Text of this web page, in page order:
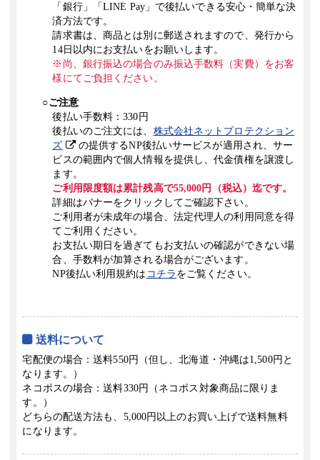
2017年4月28日
「ブックカバー・帯印刷」
「銀行」「LINE Pay」で後払いできる安心・簡単な決
済方法です。
請求書は、商品とは別に郵送されますので、発行から
14日以内にお支払いをお願いします。
※尚、銀行振込の場合のみ振込手数料（実費）をお客
様にてご負担ください。
○ご注意
後払い手数料：330円
後払いのご注文には、 株式会社ネットプロテクション
ズ
の提供するNP後払いサービスが適用され、サー
ビスの範囲内で個人情報を提供し、代金債権を譲渡し
ます。
ご利用限度額は累計残高で55,000円（税込）迄です。
詳細はバナーをクリックしてご確認下さい。
ご利用者が未成年の場合、法定代理人の利用同意を得
てご利用ください。
お支払い期日を過ぎてもお支払いの確認ができない場
合、手数料が加算される場合がございます。
NP後払い利用規約は コチラ をご覧ください。
送料について
宅配便の場合：送料550円（但し、北海道・沖縄は1,500円と
なります。）
ネコポスの場合：送料330円（ネコポス対象商品に限りま
す。）
どちらの配送方法も、5,000円以上のお買い上げで送料無料
になります。